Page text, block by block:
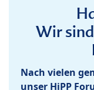
Wir
Nach vielen
unser HiPP